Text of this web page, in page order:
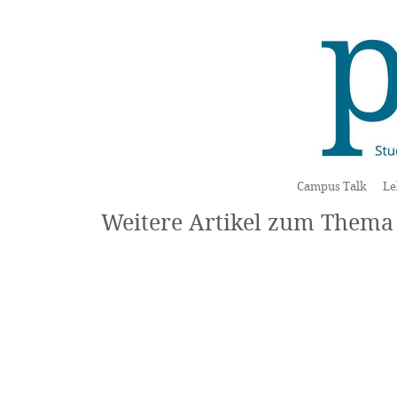
Campus Talk
Weitere Artikel zum